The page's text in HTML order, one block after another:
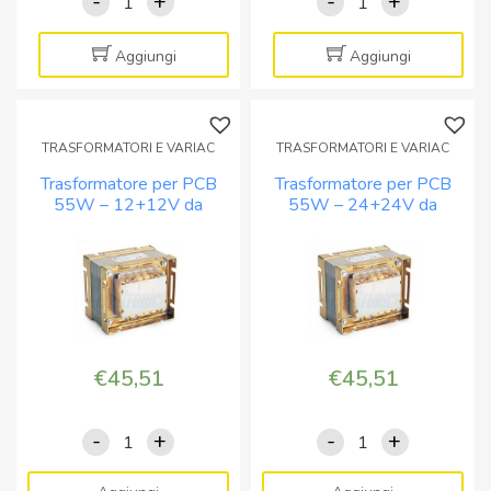
per
PCB
3W
circuito
stampato
o
pannello
quantità
Aggiungi
per
PCB
3W
da
circuito
stampato
a
pannello
quantità
Aggiungi
TRASFORMATORI E VARIAC
Trasformatore per PCB
55W – 12+12V da
pannello
€45,51
-
Trasformatore
per
+
TRASFORMATORI E VARIAC
Trasformatore per PCB
55W – 24+24V da
pannello
€45,51
-
Trasformatore
per
+